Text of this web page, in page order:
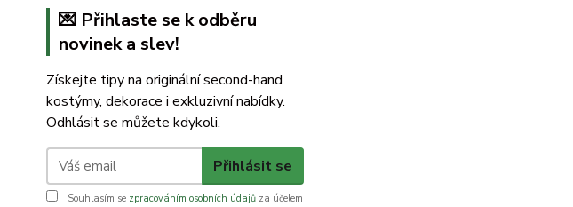
💌 Přihlaste se k odběru
novinek a slev!
Získejte tipy na originální second-hand
kostýmy, dekorace i exkluzivní nabídky.
Odhlásit se můžete kdykoli.
Přihlásit se
Souhlasím se zpracováním osobních údajů za účelem